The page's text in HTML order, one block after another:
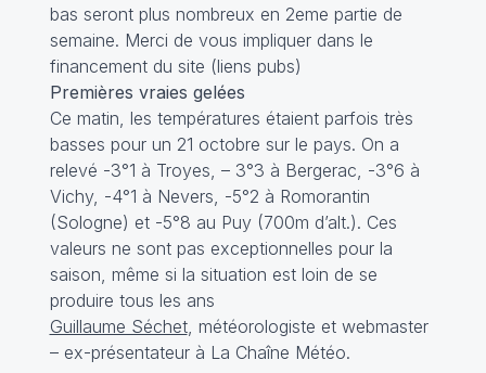
bas seront plus nombreux en 2eme partie de
semaine. Merci de vous impliquer dans le
financement du site (liens pubs)
Premières vraies gelées
Ce matin, les températures étaient parfois très
basses pour un 21 octobre sur le pays. On a
relevé -3°1 à Troyes, – 3°3 à Bergerac, -3°6 à
Vichy, -4°1 à Nevers, -5°2 à Romorantin
(Sologne) et -5°8 au Puy (700m d’alt.). Ces
valeurs ne sont pas exceptionnelles pour la
saison, même si la situation est loin de se
produire tous les ans
Guillaume Séchet, météorologiste et webmaster
– ex-présentateur à La Chaîne Météo.